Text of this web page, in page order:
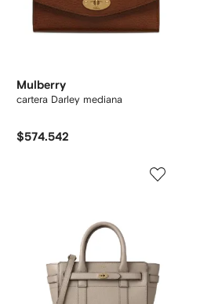
Mulberry
cartera Darley mediana
$574.542